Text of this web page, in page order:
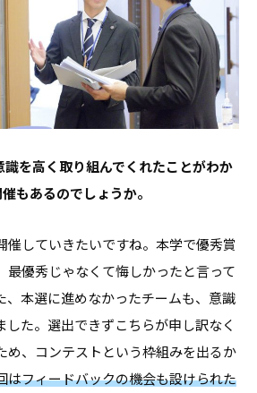
識を高く取り組んでくれたことがわか
もあるのでしょうか。
催していきたいですね。本学で優秀賞
最優秀じゃなくて悔しかったと言って
、本選に進めなかったチームも、意識
した。選出できずこちらが申し訳なく
め、コンテストという枠組みを出るか
はフィードバックの機会も設けられた